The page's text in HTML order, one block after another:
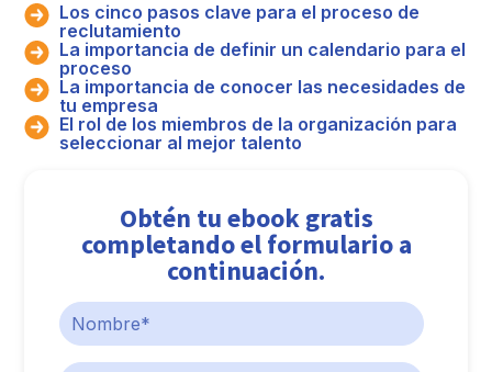
Los cinco pasos clave para el proceso de
reclutamiento
La importancia de definir un calendario para el
proceso
La importancia de conocer las necesidades de
tu empresa
El rol de los miembros de la organización para
seleccionar al mejor talento
Obtén tu ebook gratis
completando el formulario a
continuación.